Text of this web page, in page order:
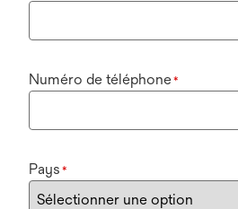
Numéro de téléphone*
Pays *